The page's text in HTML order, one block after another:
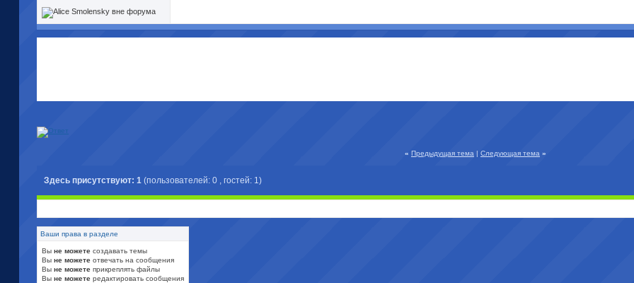
« Предыдущая тема | Следующая тема »
Здесь присутствуют: 1 (пользователей: 0 , гостей: 1)
Ваши права в разделе
Вы не можете создавать темы
Вы не можете отвечать на сообщения
Вы не можете прикреплять файлы
Вы не можете редактировать сообщения